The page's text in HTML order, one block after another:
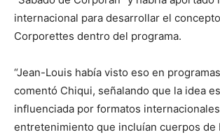
internacional para desarrollar el
Corporettes dentro del programa.
“Jean-Louis había visto eso en
comentó Chiqui, señalando que la idea
influenciada por formatos
entretenimiento que incluían cuerpos de